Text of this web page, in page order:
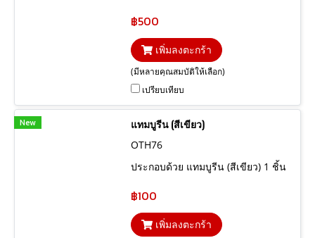
฿500
เพิ่มลงตะกร้า
(มีหลายคุณสมบัติให้เลือก)
เปรียบเทียบ
New
แทมบูรีน (สีเขียว)
OTH76
ประกอบด้วย แทมบูรีน (สีเขียว) 1 ชิ้น
฿100
เพิ่มลงตะกร้า